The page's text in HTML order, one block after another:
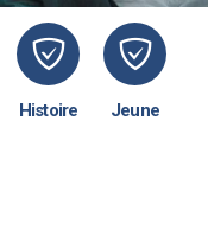
Histoire Jeune